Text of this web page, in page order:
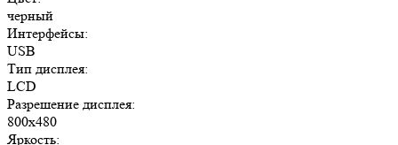
черный
Интерфейсы:
USB
Тип дисплея:
LCD
Разрешение дисплея:
800х480
Яркость: